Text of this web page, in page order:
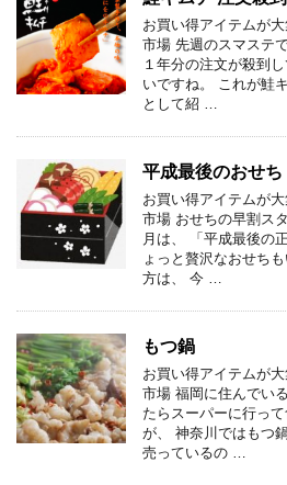
お買い得アイテムが
市場 先週のスマステ
１年分の注文が殺到
いですね。 これが鮭
として紹 …
平成最後のおせち
お買い得アイテムが
市場 おせちの早割ス
月は、 「平成最後の
ょっと贅沢なおせち
方は、 今 …
もつ鍋
お買い得アイテムが
市場 福岡に住んでい
たらスーパーに行っ
が、 神奈川ではもつ
売っているの …